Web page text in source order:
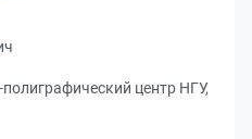
центр НГУ,